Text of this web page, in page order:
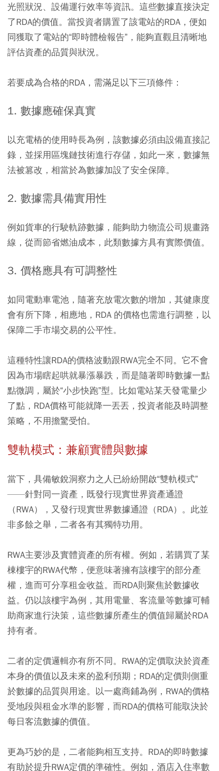
光照狀況、設備運行效率等資訊。這些數據直接決定
了RDA的價值。當投資者購置了該電站的RDA，便如
同獲取了電站的“即時體檢報告”，能夠直觀且清晰地
評估資產的品質與狀況。
若要成為合格的RDA，需滿足以下三項條件：
1. 數據應確保真實
以充電樁的使用時長為例，該數據必須由設備直接記
錄，並採用區塊鏈技術進行存儲，如此一來，數據無
法被篡改，相當於為數據加設了安全保障。
2. 數據需具備實用性
例如貨車的行駛軌跡數據，能夠助力物流公司規畫路
線，從而節省燃油成本，此類數據方具有實際價值。
3. 價格應具有可調整性
如同電動車電池，隨著充放電次數的增加，其健康度
會有所下降，相應地，RDA 的價格也需進行調整，以
保障二手市場交易的公平性。
這種特性讓RDA的價格波動跟RWA完全不同。它不會
因為市場瞎起哄就暴漲暴跌，而是隨著即時數據一點
點微調，屬於“小步快跑”型。比如電站某天發電量少
了點，RDA價格可能就降一丟丟，投資者能及時調整
策略，不用擔驚受怕。
雙軌模式：兼顧實體與數據
當下，具備敏銳洞察力之人已紛紛開啟“雙軌模式”
——針對同一資產，既發行現實世界資產通證
（RWA），又發行現實世界數據通證（RDA）。此並
非多餘之舉，二者各有其獨特功用。
RWA主要涉及實體資產的所有權。例如，若購買了某
棟樓宇的RWA代幣，便意味著擁有該樓宇的部分產
權，進而可分享租金收益。而RDA則聚焦於數據收
益。仍以該樓宇為例，其用電量、客流量等數據可輔
助商家進行決策，這些數據所產生的價值歸屬於RDA
持有者。
二者的定價邏輯亦有所不同。RWA的定價取決於資產
本身的價值以及未來的盈利預期；RDA的定價則側重
於數據的品質與用途。以一處商鋪為例，RWA的價格
受地段與租金水準的影響，而RDA的價格可能取決於
每日客流數據的價值。
更為巧妙的是，二者能夠相互支持。RDA的即時數據
有助於提升RWA定價的準確性。例如，酒店入住率數